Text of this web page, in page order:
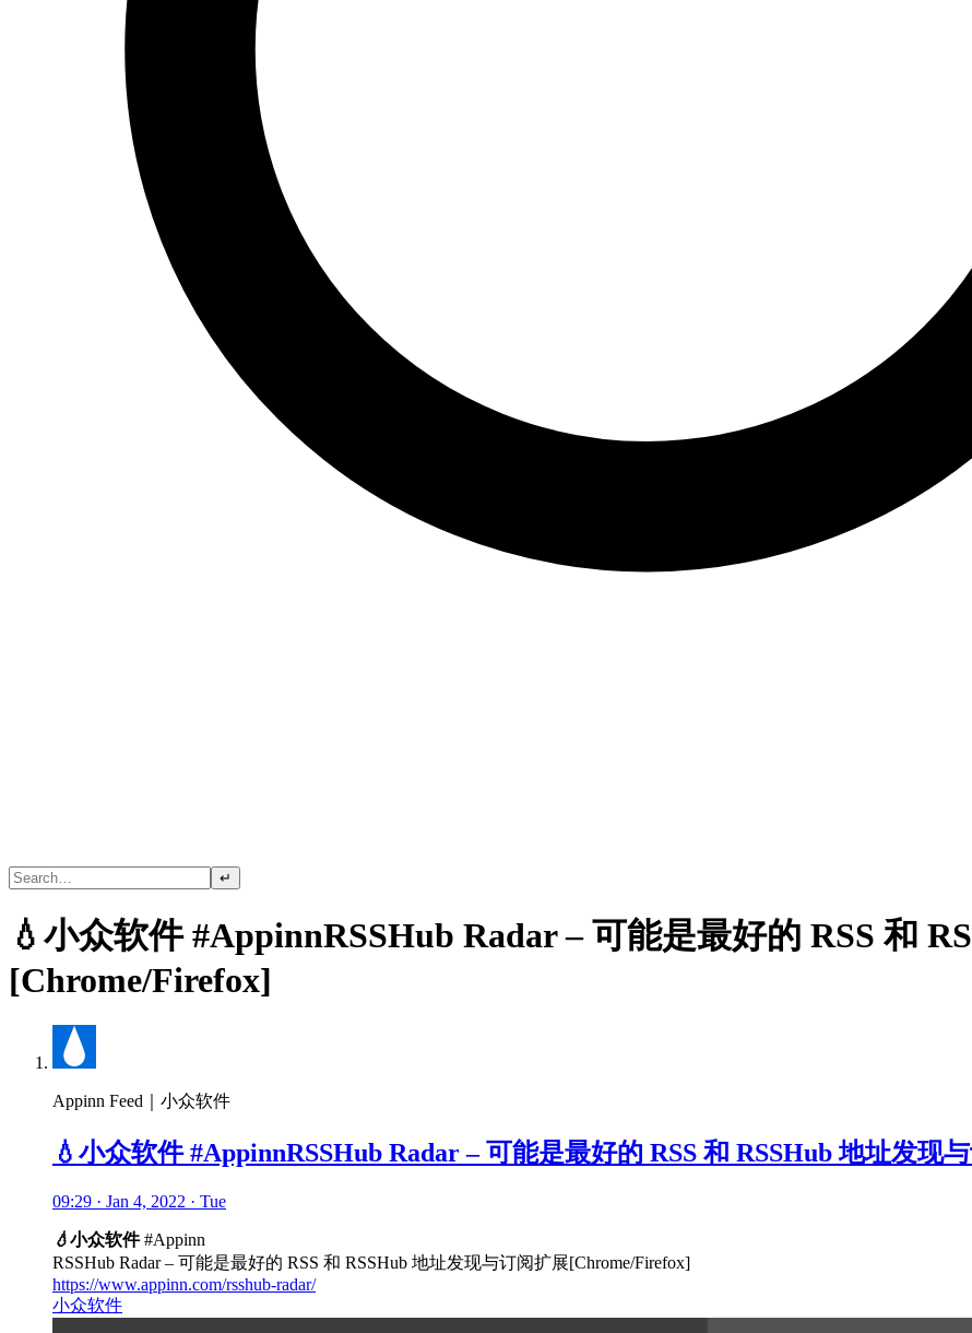
↵
💧小众软件 #AppinnRSSHub Radar – 可能是最好的 RSS 和
[Chrome/Firefox]
Appinn Feed｜小众软件
💧小众软件 #AppinnRSSHub Radar – 可能是最好的 RSS 和 RSSHub 地址发现
09:29 · Jan 4, 2022 · Tue
💧小众软件#Appinn
RSSHub Radar – 可能是最好的 RSS 和 RSSHub 地址发现与订阅扩展[Chrome/Firefox]
https://www.appinn.com/rsshub-radar/
小众软件